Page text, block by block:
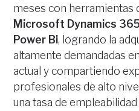
meses con herramientas
Microsoft Dynamics
Power Bi, logrando la
altamente demandadas
actual y compartiendo
profesionales de alto
una tasa de